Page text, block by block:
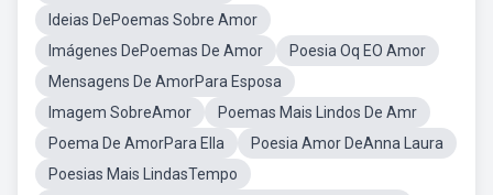
Ideias DePoemas Sobre Amor
Imágenes DePoemas De Amor
Poesia Oq EO Amor
Mensagens De AmorPara Esposa
Imagem SobreAmor
Poemas Mais Lindos De Amr
Poema De AmorPara Ella
Poesia Amor DeAnna Laura
Poesias Mais LindasTempo